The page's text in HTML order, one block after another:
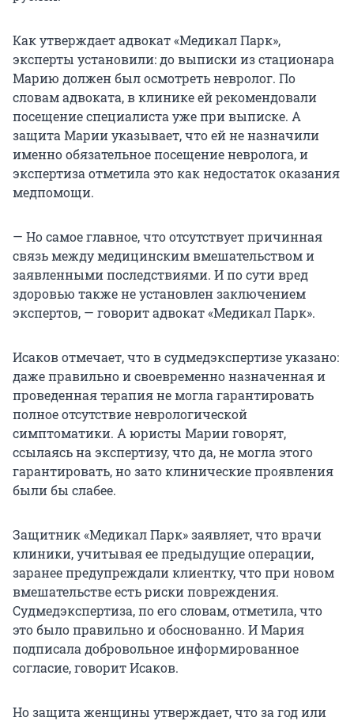
Как утверждает адвокат «Медикал Парк»,
эксперты установили: до выписки из стационара
Марию должен был осмотреть невролог. По
словам адвоката, в клинике ей рекомендовали
посещение специалиста уже при выписке. А
защита Марии указывает, что ей не назначили
именно обязательное посещение невролога, и
экспертиза отметила это как недостаток оказания
медпомощи.
— Но самое главное, что отсутствует причинная
связь между медицинским вмешательством и
заявленными последствиями. И по сути вред
здоровью также не установлен заключением
экспертов, — говорит адвокат «Медикал Парк».
Исаков отмечает, что в судмедэкспертизе указано:
даже правильно и своевременно назначенная и
проведенная терапия не могла гарантировать
полное отсутствие неврологической
симптоматики. А юристы Марии говорят,
ссылаясь на экспертизу, что да, не могла этого
гарантировать, но зато клинические проявления
были бы слабее.
Защитник «Медикал Парк» заявляет, что врачи
клиники, учитывая ее предыдущие операции,
заранее предупреждали клиентку, что при новом
вмешательстве есть риски повреждения.
Судмедэкспертиза, по его словам, отметила, что
это было правильно и обоснованно. И Мария
подписала добровольное информированное
согласие, говорит Исаков.
Но защита женщины утверждает, что за год или